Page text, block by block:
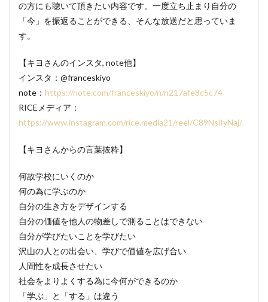
の方にも聴いて頂きたい内容です。一度立ち止まり自分の
「今」を振返ることができる、そんな放送だと思っていま
す。
【キヨさんのインスタ, note他】
インスタ：@franceskiyo
note： https://note.com/franceskiyo/n/n217afe8c5c74
RICEメディア：
https://www.instagram.com/rice.media21/reel/C89NslIyNaj/
【キヨさんからの言葉抜粋】
何故学校にいくのか
何の為に学ぶのか
自分の生き方をデザインする
自分の価値を他人の物差しで測ることはできない
自分が学びたいことを学びたい
沢山の人との出会い、学びで価値を広げ合い
人間性を成長させたい
社会をよりよくする為に今何ができるのか
「学ぶ」と「する」は違う